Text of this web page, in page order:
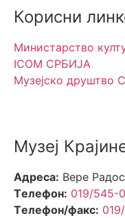
Корисни
Министарство
ICOM СРБИЈА
Музејско друштво
Музеј
Aдреса: Вере
Tелефон: 019/545-
Tелефон/факс: